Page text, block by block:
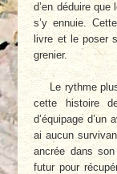
d’en déduire
s’y ennuie.
livre et le poser
grenier.
Le rythme
cette histoire
d’équipage d’un
ai aucun
ancrée dans
futur pour